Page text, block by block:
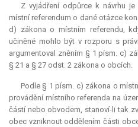
Z vyjádření odpůrce k návrhu
místníreferendum o dané otázce
d) zákona o místním referendu,
učiněné mohlo být v rozporu s
argumentoval zněním § 1 písm. c)
§ 21 a § 27 odst. 2 zákona o obcích.
Podle § 1 písm. c) zákona o
provádění místního referenda na
částí nebo obvodem, stanoví-li tak
obec vzniknout oddělením části